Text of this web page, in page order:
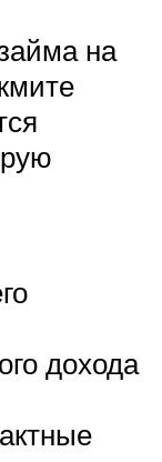
на
дохода